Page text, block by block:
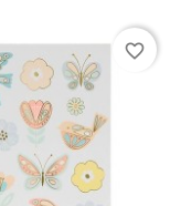
favorite_border